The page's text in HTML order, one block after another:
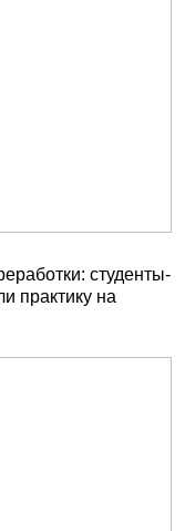
студенты-
практику на